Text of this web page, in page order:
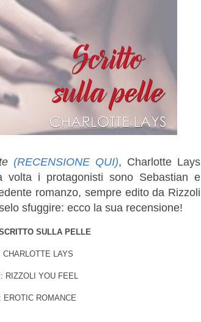
(RECENSIONE QUI), Charlotte Lays
i protagonisti sono Sebastian e
romanzo, sempre edito da Rizzoli
sfuggire: ecco la sua recensione!
SULLA PELLE
CHARLOTTE LAYS
RIZZOLI YOU FEEL
EROTIC ROMANCE